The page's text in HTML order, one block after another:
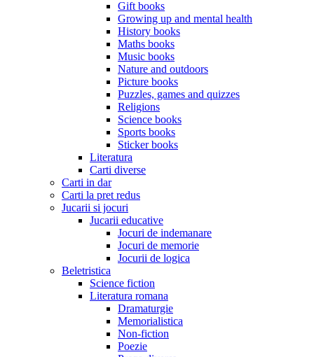
Gift books
Growing up and mental health
History books
Maths books
Music books
Nature and outdoors
Picture books
Puzzles, games and quizzes
Religions
Science books
Sports books
Sticker books
Literatura
Carti diverse
Carti in dar
Carti la pret redus
Jucarii si jocuri
Jucarii educative
Jocuri de indemanare
Jocuri de memorie
Jocurii de logica
Beletristica
Science fiction
Literatura romana
Dramaturgie
Memorialistica
Non-fiction
Poezie